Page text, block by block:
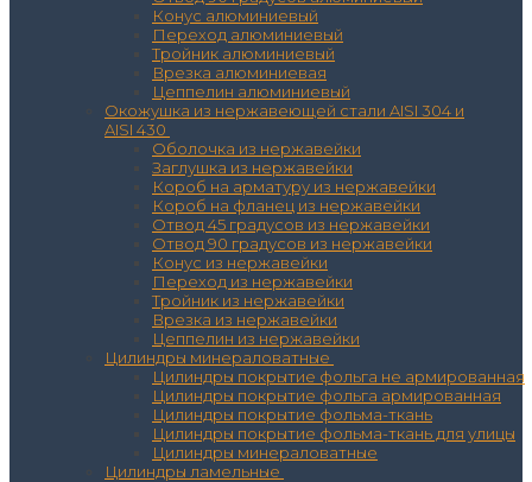
Конус алюминиевый
Переход алюминиевый
Тройник алюминиевый
Врезка алюминиевая
Цеппелин алюминиевый
Окожушка из нержавеющей стали AISI 304 и
AISI 430
Оболочка из нержавейки
Заглушка из нержавейки
Короб на арматуру из нержавейки
Короб на фланец из нержавейки
Отвод 45 градусов из нержавейки
Отвод 90 градусов из нержавейки
Конус из нержавейки
Переход из нержавейки
Тройник из нержавейки
Врезка из нержавейки
Цеппелин из нержавейки
Цилиндры минераловатные
Цилиндры покрытие фольга не армированная
Цилиндры покрытие фольга армированная
Цилиндры покрытие фольма-ткань
Цилиндры покрытие фольма-ткань для улицы
Цилиндры минераловатные
Цилиндры ламельные